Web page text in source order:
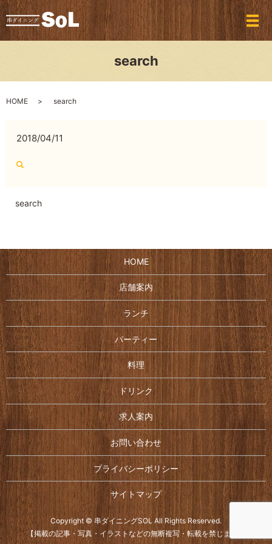
メ
search
HOME search
2018/04/11
search
HOME
店舗案内
ランチ
パーティー
料理
ドリンク
求人案内
お問い合わせ
プライバシーポリシー
サイトマップ
Copyright © 串ダイニングSOL All Rights Reserved.
【掲載の記事・写真・イラストなどの無断複写・転載を禁じます】